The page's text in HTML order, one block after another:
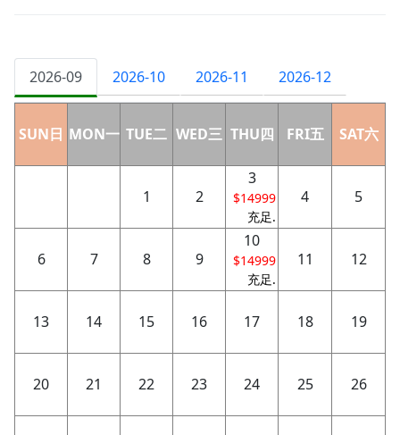
2026-09 2026-10 2026-11 2026-12
SUN日 MON一 TUE二 WED三 THU四 FRI五 SAT六
1 2
3
$14999
充足.
4 5
6 7 8 9
10
$14999
充足.
11 12
13 14 15 16 17 18 19
20 21 22 23 24 25 26